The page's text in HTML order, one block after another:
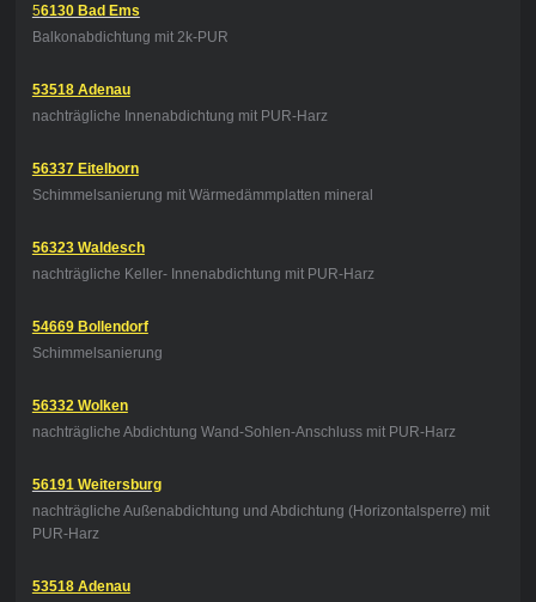
56130 Bad Ems
Balkonabdichtung mit 2k-PUR
53518 Adenau
nachträgliche Innenabdichtung mit PUR-Harz
56337 Eitelborn
Schimmelsanierung mit Wärmedämmplatten mineral
56323 Waldesch
nachträgliche Keller- Innenabdichtung mit PUR-Harz
54669 Bollendorf
Schimmelsanierung
56332 Wolken
nachträgliche Abdichtung Wand-Sohlen-Anschluss mit PUR-Harz
56191 Weitersburg
nachträgliche Außenabdichtung und Abdichtung (Horizontalsperre) mit
PUR-Harz
53518 Adenau